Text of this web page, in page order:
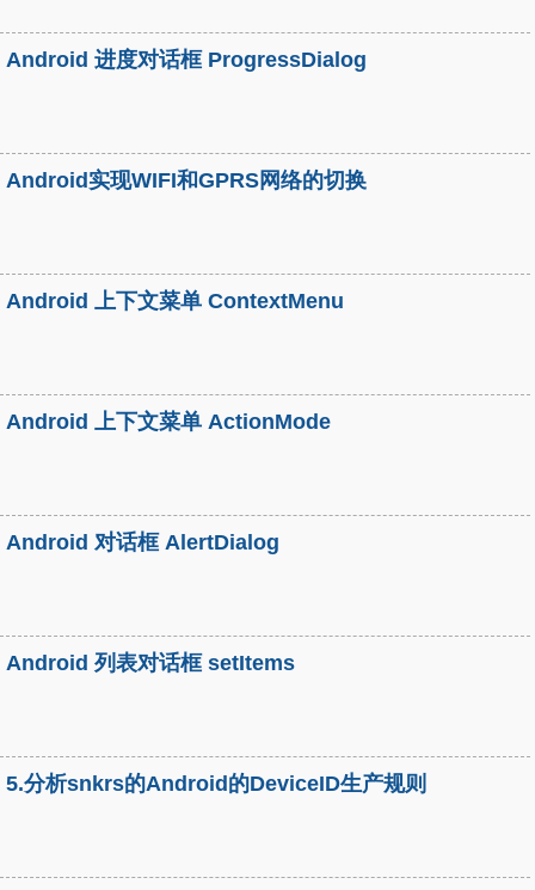
Android 进度对话框 ProgressDialog
Android实现WIFI和GPRS网络的切换
Android 上下文菜单 ContextMenu
Android 上下文菜单 ActionMode
Android 对话框 AlertDialog
Android 列表对话框 setItems
5.分析snkrs的Android的DeviceID生产规则